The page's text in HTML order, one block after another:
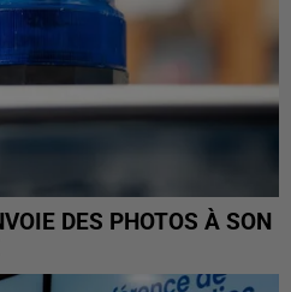
DES PHOTOS À SON